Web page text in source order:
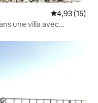
Évaluation
4,93 (15)
une villa avec